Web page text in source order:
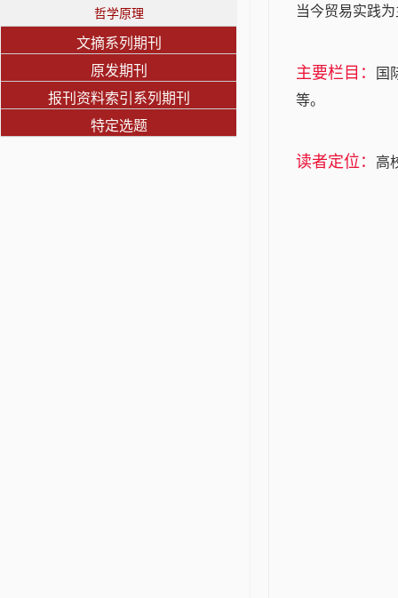
哲学原理
文摘系列期刊
原发期刊
报刊资料索引系列期刊
特定选题
当今贸易实践
主要栏目：
国
等。
读者定位： 高